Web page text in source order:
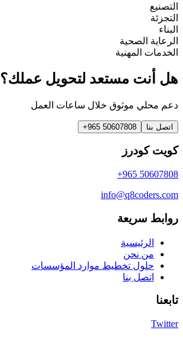
التصنيع
التجزئة
البناء
الرعاية الصحية
الخدمات المهنية
هل أنت مستعد لتحويل عملك؟
دعم محلي موثوق خلال ساعات العمل
اتصل بنا +965 50607808
كويت كودرز
+965 50607808
info@q8coders.com
روابط سريعة
الرئيسية
من نحن
حلول تخطيط موارد المؤسسات
اتصل بنا
تابعنا
Twitter